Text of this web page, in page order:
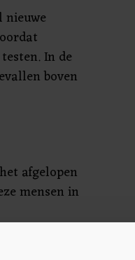
In de
boven
afgelopen
mensen in